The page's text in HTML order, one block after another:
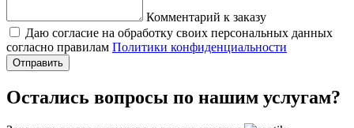
Комментарий к заказу
Даю согласие на обработку своих персональных данных
согласно правилам Политики конфиденциальности
Отправить
Остались вопросы по нашим услугам?